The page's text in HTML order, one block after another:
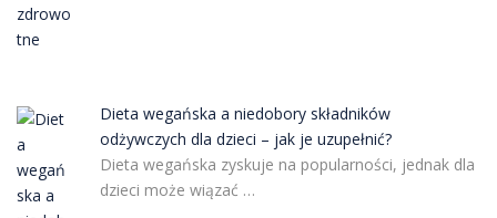
Dieta wegańska a niedobory składników
odżywczych dla dzieci – jak je uzupełnić?
Dieta wegańska zyskuje na popularności, jednak dla
dzieci może wiązać …